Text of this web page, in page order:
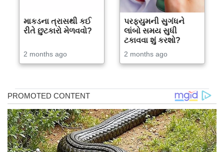
માકડના ત્રાસથી કઈ
રીતે છુટકારો મેળવવો?
2 months ago
પરફ્યુમની સુગંધને
લાંબો સમય સુધી
ટકાવવા શું કરશો?
2 months ago